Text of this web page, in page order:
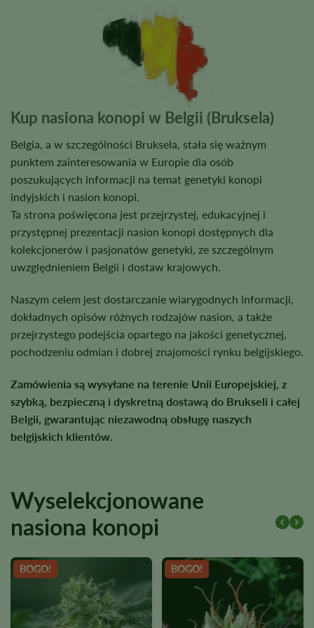
Kup nasiona konopi w Belgii (Bruksela)
Belgia, a w szczególności Bruksela, stała się ważnym
punktem zainteresowania w Europie dla osób
poszukujących informacji na temat genetyki konopi
indyjskich i nasion konopi.
Ta strona poświęcona jest przejrzystej, edukacyjnej i
przystępnej prezentacji nasion konopi dostępnych dla
kolekcjonerów i pasjonatów genetyki, ze szczególnym
uwzględnieniem Belgii i dostaw krajowych.
Naszym celem jest dostarczanie wiarygodnych informacji,
dokładnych opisów różnych rodzajów nasion, a także
przejrzystego podejścia opartego na jakości genetycznej,
pochodzeniu odmian i dobrej znajomości rynku belgijskiego.
Zamówienia są wysyłane na terenie Unii Europejskiej, z
szybką, bezpieczną i dyskretną dostawą do Brukseli i całej
Belgii, gwarantując niezawodną obsługę naszych
belgijskich klientów.
Wyselekcjonowane
nasiona konopi
BOGO! BOGO!